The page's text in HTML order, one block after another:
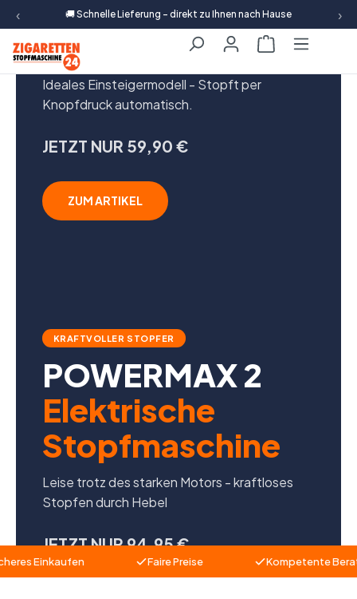
Zum Hauptinhalt springen
‹ 🚚 Schnelle Lieferung – direkt zu Ihnen nach Hause ›
Warenkorb
Elektrische
Stopfmaschine
Ideales Einsteigermodell - Stopft per
Knopfdruck automatisch.
JETZT NUR 59,90 €
ZUM ARTIKEL
KRAFTVOLLER STOPFER
POWERMAX 2
Elektrische
Stopfmaschine
Leise trotz des starken Motors - kraftloses
Stopfen durch Hebel
JETZT NUR 94,95 €
Faire Preise Kompetente Beratung